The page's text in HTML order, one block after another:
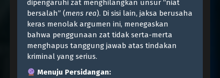
dipengaruhi zat menghilangkan unsur “niat
bersalah” (mens rea). Di sisi lain, jaksa berusaha
keras menolak argumen ini, menegaskan
bahwa penggunaan zat tidak serta-merta
menghapus tanggung jawab atas tindakan
kriminal yang serius.
Menuju Persidangan: